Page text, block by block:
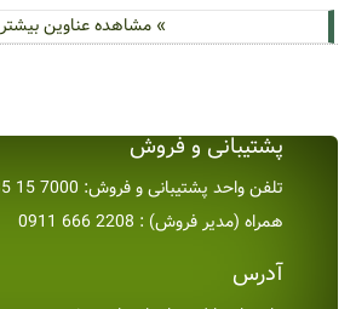
» مشاهده عناوین بیشتر
پشتیبانی و فروش
تلفن واحد پشتیبانی و فروش: 7000 15 35 011 داخلی 3
همراه (مدیر فروش) : 2208 666 0911
آدرس